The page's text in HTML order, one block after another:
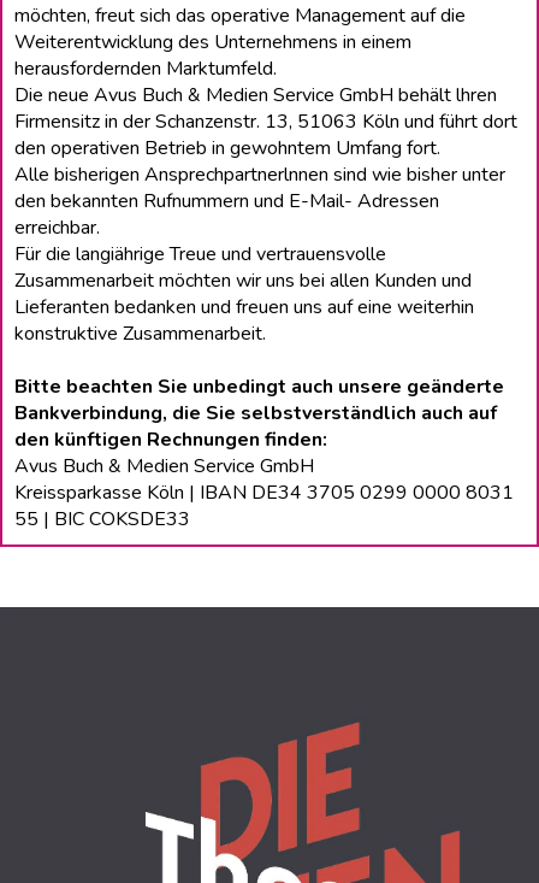
möchten, freut sich das operative Management auf die
Weiterentwicklung des Unternehmens in einem
herausfordernden Marktumfeld.
Die neue Avus Buch & Medien Service GmbH behält lhren
Firmensitz in der Schanzenstr. 13, 51063 Köln und führt dort
den operativen Betrieb in gewohntem Umfang fort.
Alle bisherigen Ansprechpartnerlnnen sind wie bisher unter
den bekannten Rufnummern und E-Mail- Adressen
erreichbar.
Für die langiährige Treue und vertrauensvolle
Zusammenarbeit möchten wir uns bei allen Kunden und
Lieferanten bedanken und freuen uns auf eine weiterhin
konstruktive Zusammenarbeit.
Bitte beachten Sie unbedingt auch unsere geänderte
Bankverbindung, die Sie selbstverständlich auch auf
den künftigen Rechnungen finden:
Avus Buch & Medien Service GmbH
Kreissparkasse Köln | IBAN DE34 3705 0299 0000 8031
55 | BIC COKSDE33